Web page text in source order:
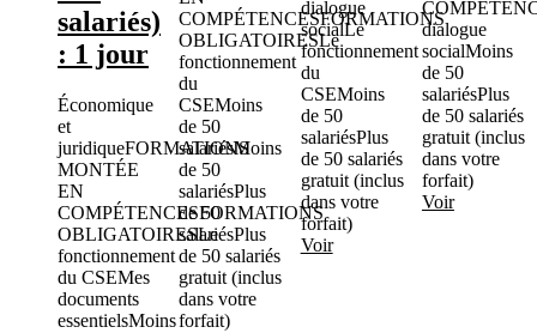
salariés)
: 1 jour
Économique
et
juridiqueFORMATIONS
MONTÉE
EN
COMPÉTENCESFORMATIONS
OBLIGATOIRESLe
fonctionnement
du CSEMes
documents
essentielsMoins
COMPÉTENCESFORMATIONS
OBLIGATOIRESLe
fonctionnement
du
CSEMoins
de 50
salariésMoins
de 50
salariésPlus
de 50
salariésPlus
de 50 salariés
gratuit (inclus
dans votre
forfait)
dialogue
socialLe
fonctionnement
du
CSEMoins
de 50
salariésPlus
de 50 salariés
gratuit (inclus
dans votre
forfait)
Voir
dialogue
socialMoins
de 50
salariésPlus
de 50 salariés
gratuit (inclus
dans votre
forfait)
Voir